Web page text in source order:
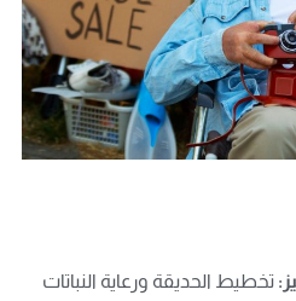
تخطيط الحديقة ورعاية النباتات